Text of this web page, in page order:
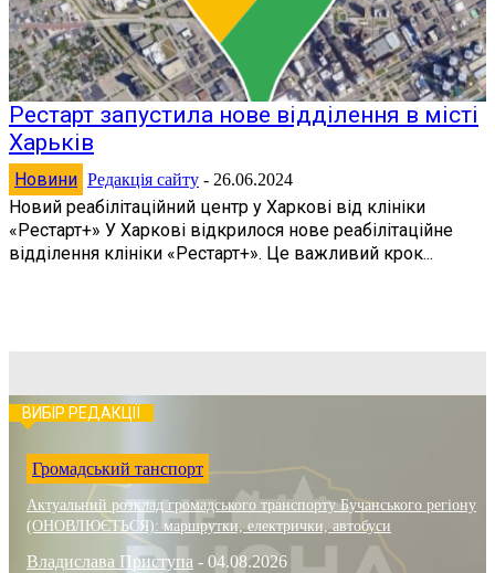
Рестарт запустила нове відділення в місті
Харьків
Новини Редакція сайту - 26.06.2024
Новий реабілітаційний центр у Харкові від клініки
«Рестарт+» У Харкові відкрилося нове реабілітаційне
відділення клініки «Рестарт+». Це важливий крок...
ВИБІР РЕДАКЦІЇ
Громадський танспорт
Актуальний розклад громадського транспорту Бучанського регіону
(ОНОВЛЮЄТЬСЯ): маршрутки, електрички, автобуси
Владислава Приступа - 04.08.2026